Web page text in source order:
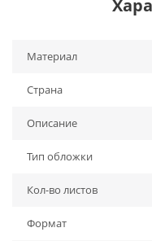
Материал
Страна
Описание
Тип обложки
Кол-во листов
Формат